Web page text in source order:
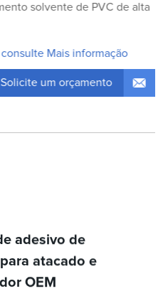
solvente de PVC de alta
consulte Mais informação
Solicite um orçamento
adesivo de
atacado e
OEM